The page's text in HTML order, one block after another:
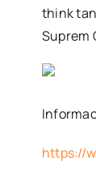
think
Suprem
https://